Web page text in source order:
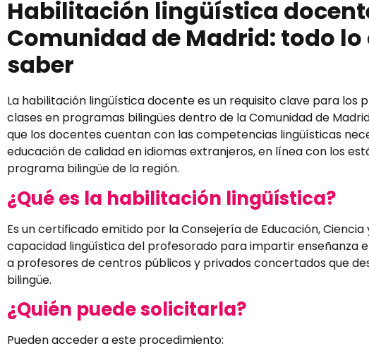
Habilitación lingüística
Comunidad de Madrid: todo lo
saber
La habilitación lingüística docente es un requisito clave para los
clases en programas bilingües dentro de la Comunidad de
que los docentes cuentan con las competencias lingüísticas
educación de calidad en idiomas extranjeros, en línea con los
programa bilingüe de la región.
¿Qué es la habilitación lingüística?
Es un certificado emitido por la Consejería de Educación,
capacidad lingüística del profesorado para impartir enseñanza
a profesores de centros públicos y privados concertados que
bilingüe.
¿Quién puede solicitarla?
Pueden acceder a este procedimiento: